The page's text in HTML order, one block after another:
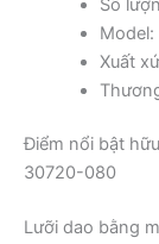
Số
Xuất
Điểm nổi bật
30720-080
Lưỡi dao bằng